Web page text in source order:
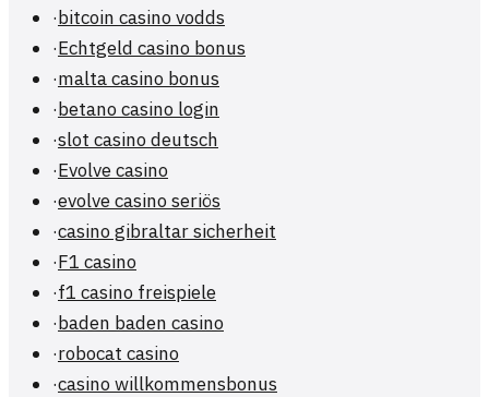
·bitcoin casino vodds
·Echtgeld casino bonus
·malta casino bonus
·betano casino login
·slot casino deutsch
·Evolve casino
·evolve casino seriös
·casino gibraltar sicherheit
·F1 casino
·f1 casino freispiele
·baden baden casino
·robocat casino
·casino willkommensbonus